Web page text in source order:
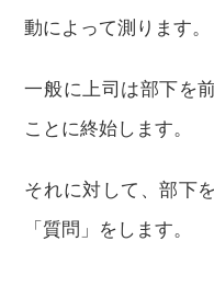
動によって測ります。
一般に上司は部下を
ことに終始します。
それに対して、部下
「質問」をします。